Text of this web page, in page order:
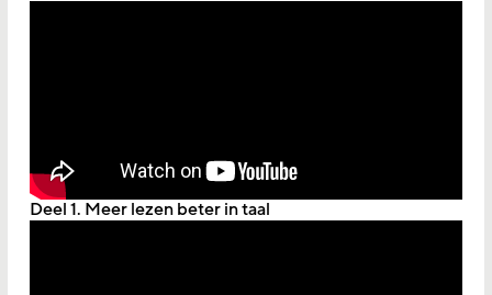
Deel 1. Meer lezen beter in taal